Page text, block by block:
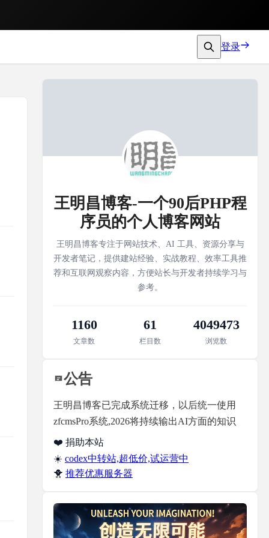
登录
王明昌博客-一个90后PHP程
序员的个人博客网站
王明昌博客专注于网站技术、AI 工具、资源分享与
开发者笔记，提供建站经验、实战教程、效率工具推
荐和互联网观察内容，方便站长与开发者持续学习与
参考。
1160
文章数
61
栏目数
4049473
浏览数
公告
王明昌博客已完成系统迁移，以后统一使用
zfcmsPro系统,2026将持续输出AI方面的知识
❤️ 捐助本站
☀️ codex中转站,超低价,试运营中
🐥 推荐优惠服务器